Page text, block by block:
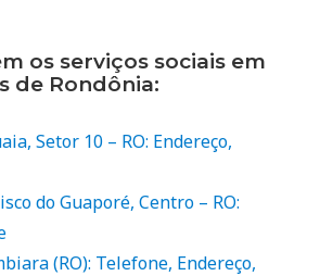
os serviços sociais em
de Rondônia:
Setor 10 – RO: Endereço,
do Guaporé, Centro – RO:
(RO): Telefone, Endereço,